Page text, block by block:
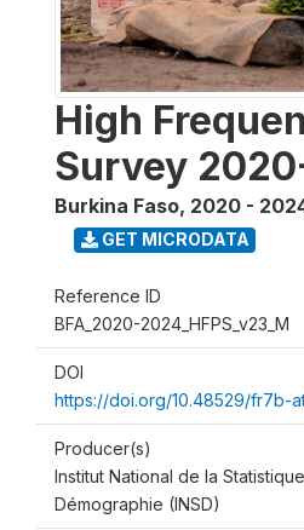
High
Survey
Burkina Faso, 2020 -
GET MICRODATA
Reference ID
BFA_2020-2024_HFPS_v23_M
DOI
https://doi.org/10.48529/fr7b-
Producer(s)
Institut National de la
Démographie (INSD)